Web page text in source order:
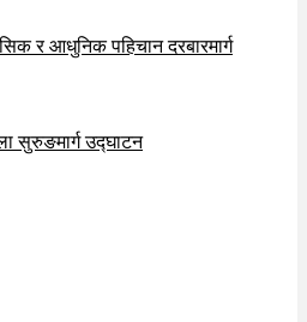
र आधुनिक पहिचान दरबारमार्ग
सुरुङमार्ग उद्घाटन